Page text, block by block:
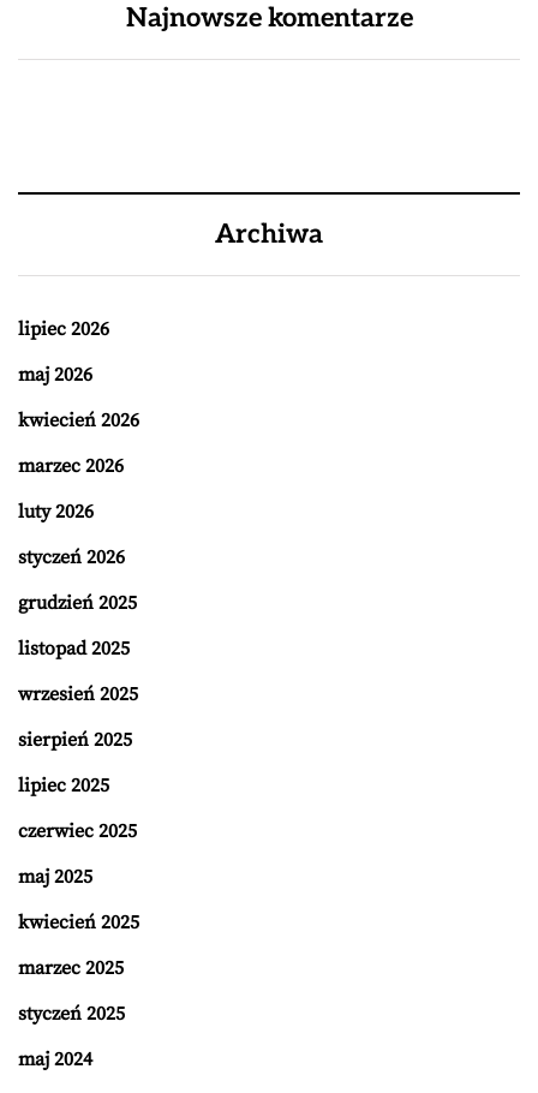
Najnowsze komentarze
Archiwa
lipiec 2026
maj 2026
kwiecień 2026
marzec 2026
luty 2026
styczeń 2026
grudzień 2025
listopad 2025
wrzesień 2025
sierpień 2025
lipiec 2025
czerwiec 2025
maj 2025
kwiecień 2025
marzec 2025
styczeń 2025
maj 2024